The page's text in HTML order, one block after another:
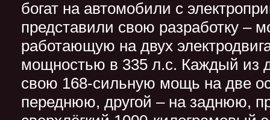
богат на автомобили с
представили свою разработку –
работающую на двух
мощностью в 335 л.с. Каждый из
свою 168-сильную мощь на две
переднюю, другой – на заднюю,